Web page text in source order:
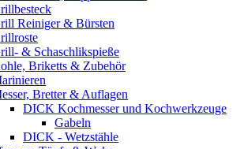
Reiniger & Bürsten
& Schaschlikspieße
Briketts & Zubehör
Bretter & Auflagen
DICK Kochmesser und Kochwerkzeuge
Gabeln
DICK - Wetzstähle